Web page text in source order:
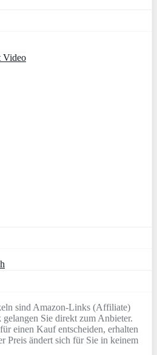
Video
sind Amazon-Links (Affiliate)
Sie direkt zum Anbieter.
einen Kauf entscheiden, erhalten
Preis ändert sich für Sie in keinem